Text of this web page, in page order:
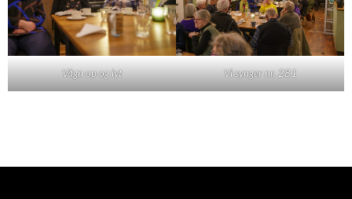
Vågn op og lyt Vi synger nr. 281